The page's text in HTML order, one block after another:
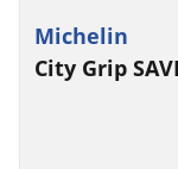
Michelin
City Grip